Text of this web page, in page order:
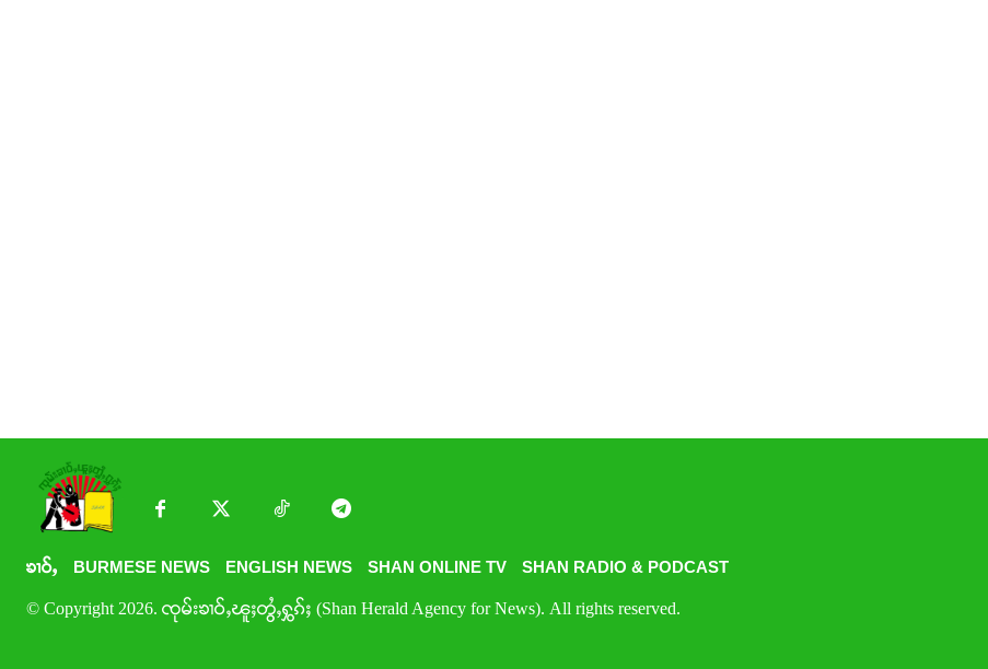
ၶၢဝ်ႇ BURMESE NEWS ENGLISH NEWS SHAN ONLINE TV SHAN RADIO & PODCAST
© Copyright 2026. ၸုမ်းၶၢဝ်ႇၽူႈတွႆႇႁွၵ်ႈ (Shan Herald Agency for News). All rights reserved.